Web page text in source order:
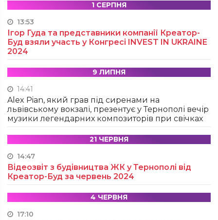
1 СЕРПНЯ
13:53
Ігор Гуда та представники компанії Креатор-
Буд взяли участь у Конгресі INVEST IN UKRAINE
2024
9 ЛИПНЯ
14:41
Alex Pian, який грав під сиренами на
львівському вокзалі, презентує у Тернополі вечір
музики легендарних композиторів при свічках
21 ЧЕРВНЯ
14:47
Відеозвіт з будівництва ЖК у Тернополі від
Креатор-Буд за червень 2024
4 ЧЕРВНЯ
17:10